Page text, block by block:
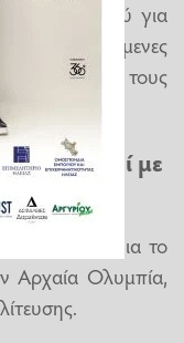
διαγωνισμού για
στις επόμενες
προς τους
συνδεθεί με
και για το
Αρχαία Ολυμπία,